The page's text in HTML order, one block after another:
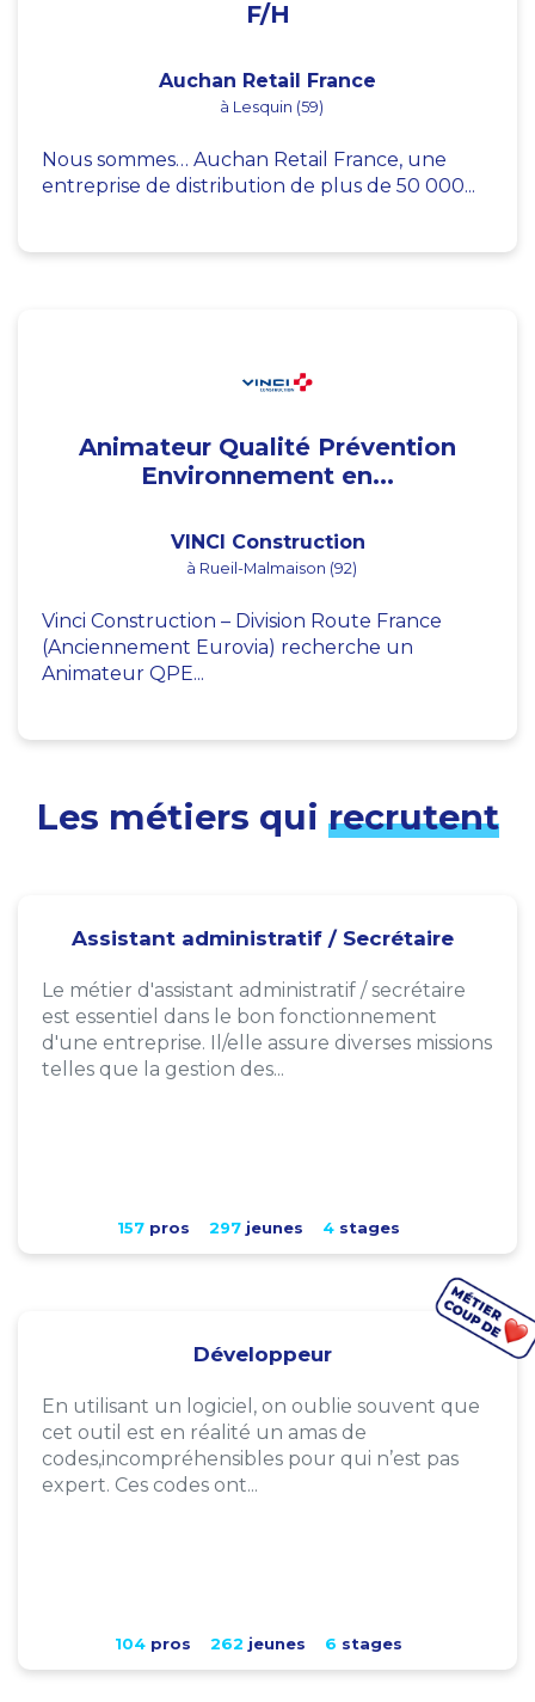
F/H
Auchan Retail France
à Lesquin (59)
Nous sommes… Auchan Retail France, une
entreprise de distribution de plus de 50 000...
Animateur Qualité Prévention
Environnement en...
VINCI Construction
à Rueil-Malmaison (92)
Vinci Construction – Division Route France
(Anciennement Eurovia) recherche un
Animateur QPE...
Les métiers qui recrutent
Assistant administratif / Secrétaire
Le métier d'assistant administratif / secrétaire
est essentiel dans le bon fonctionnement
d'une entreprise. Il/elle assure diverses missions
telles que la gestion des...
157pros 297jeunes 4stages
Développeur
En utilisant un logiciel, on oublie souvent que
cet outil est en réalité un amas de
codes,incompréhensibles pour qui n’est pas
expert. Ces codes ont...
104pros 262 jeunes 6 stages